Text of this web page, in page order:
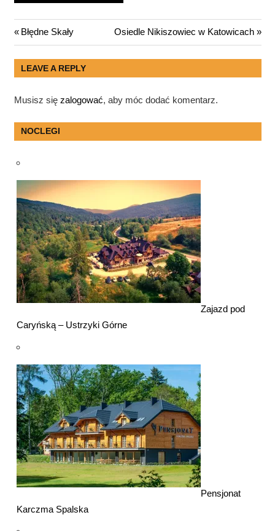
Nawigacja
wpisu
Previous
Post:
Błędne Skały
Next
Post:
Osiedle Nikiszowiec w Katowicach
LEAVE A REPLY
Musisz się zalogować, aby móc dodać komentarz.
NOCLEGI
Zajazd pod
Caryńską – Ustrzyki Górne
Pensjonat
Karczma Spalska